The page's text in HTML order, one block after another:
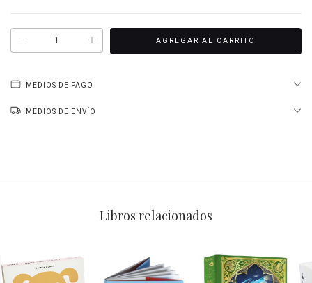
MEDIOS DE PAGO
MEDIOS DE ENVÍO
Libros relacionados